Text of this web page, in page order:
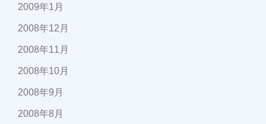
2009年1月
2008年12月
2008年11月
2008年10月
2008年9月
2008年8月